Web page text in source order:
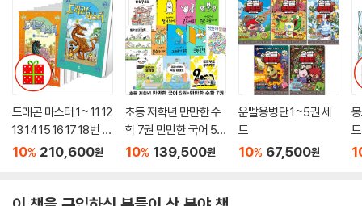
드래곤 마스터 1~ 11 12
13 14 15 16 17 18번 세
트 (전18권)
10% 210,600원
초등 저학년 만만한 수
학 7권 만만한 국어 5
권 세트/저학년수학그
가뭐야.받침구조대.띄
10% 139,500원
운빨용병단 1~5권 세
트
10% 67,500원